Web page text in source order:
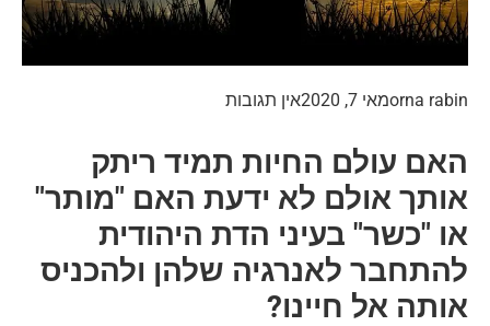
orna rabinמאי 7, 2020 אין תגובות
האם עולם החיות תמיד ריתק
אותך אולם לא ידעת האם "מותר"
או "כשר" בעיני הדת היהודית
להתחבר לאנרגיה שלהן ולהכניס
אותה אל חיינו?